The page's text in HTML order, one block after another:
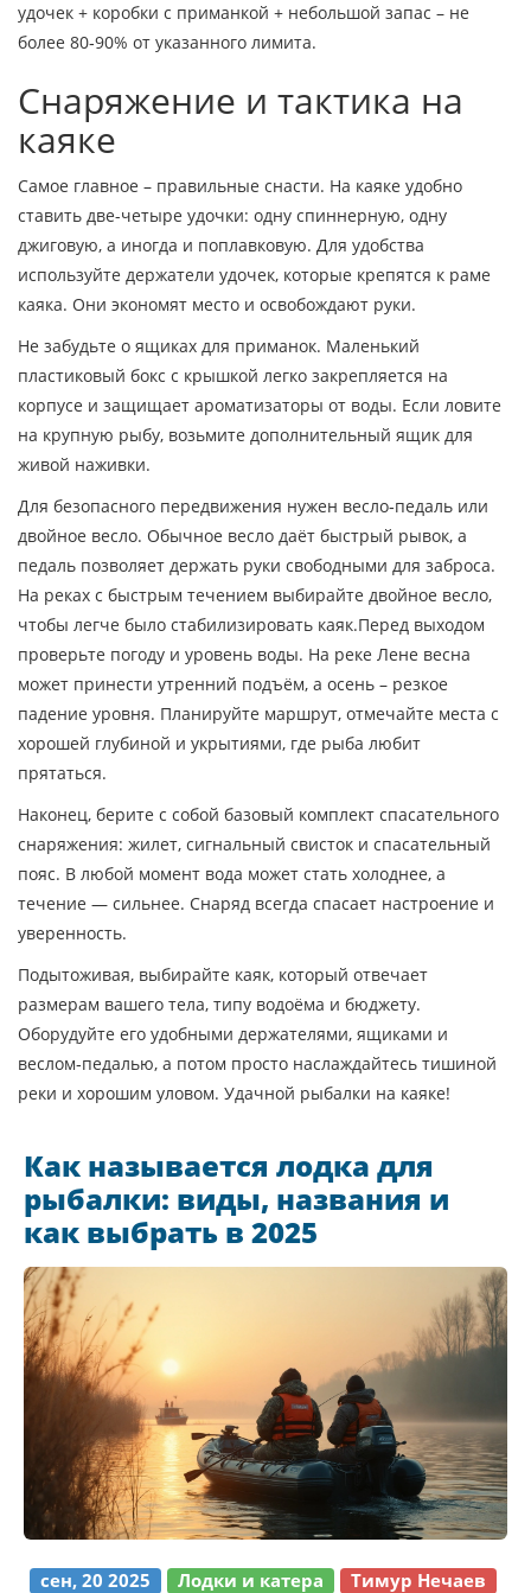
удочек + коробки с приманкой + небольшой запас – не
более 80‑90% от указанного лимита.
Снаряжение и тактика на
каяке
Самое главное – правильные снасти. На каяке удобно
ставить две-четыре удочки: одну спиннерную, одну
джиговую, а иногда и поплавковую. Для удобства
используйте держатели удочек, которые крепятся к раме
каяка. Они экономят место и освобождают руки.
Не забудьте о ящиках для приманок. Маленький
пластиковый бокс с крышкой легко закрепляется на
корпусе и защищает ароматизаторы от воды. Если ловите
на крупную рыбу, возьмите дополнительный ящик для
живой наживки.
Для безопасного передвижения нужен весло‑педаль или
двойное весло. Обычное весло даёт быстрый рывок, а
педаль позволяет держать руки свободными для заброса.
На реках с быстрым течением выбирайте двойное весло,
чтобы легче было стабилизировать каяк.Перед выходом
проверьте погоду и уровень воды. На реке Лене весна
может принести утренний подъём, а осень – резкое
падение уровня. Планируйте маршрут, отмечайте места с
хорошей глубиной и укрытиями, где рыба любит
прятаться.
Наконец, берите с собой базовый комплект спасательного
снаряжения: жилет, сигнальный свисток и спасательный
пояс. В любой момент вода может стать холоднее, а
течение — сильнее. Снаряд всегда спасает настроение и
уверенность.
Подытоживая, выбирайте каяк, который отвечает
размерам вашего тела, типу водоёма и бюджету.
Оборудуйте его удобными держателями, ящиками и
веслом‑педалью, а потом просто наслаждайтесь тишиной
реки и хорошим уловом. Удачной рыбалки на каяке!
Как называется лодка для
рыбалки: виды, названия и
как выбрать в 2025
сен, 20 2025 Лодки и катера Тимур Нечаев